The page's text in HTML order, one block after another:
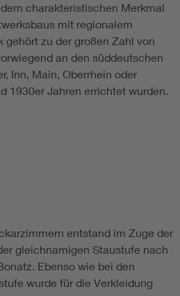
charakteristischen Merkmal
mit regionalem
gehört zu der großen Zahl von
an den süddeutschen
Inn, Main, Oberrhein oder
1930er Jahren errichtet wurden.
entstand im Zuge der
gleichnamigen Staustufe nach
Ebenso wie bei den
wurde für die Verkleidung